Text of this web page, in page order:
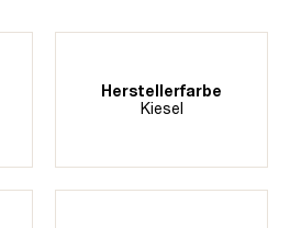
Herstellerfarbe
Kiesel